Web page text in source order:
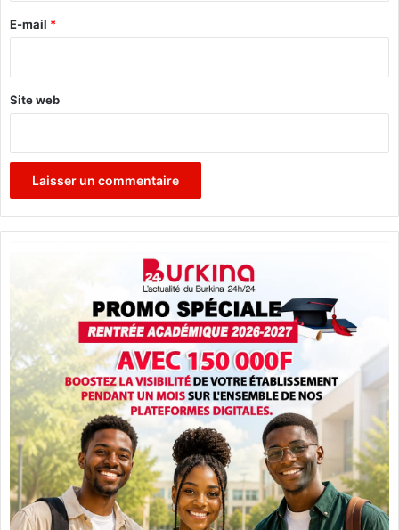
O
O
P
C
-
G
L
e
E-mail *
Site web